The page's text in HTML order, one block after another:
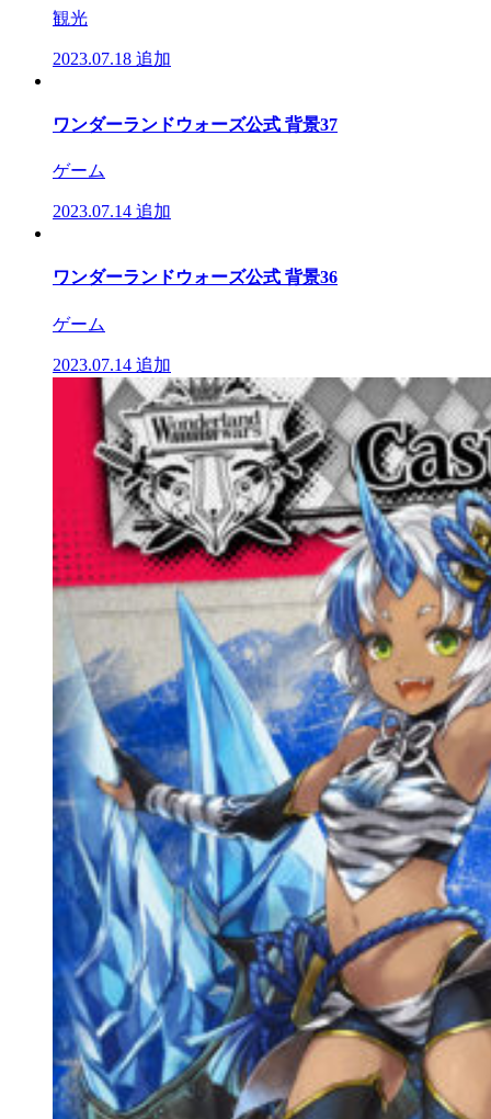
観光
2023.07.18 追加
ワンダーランドウォーズ公式 背景37
ゲーム
2023.07.14 追加
ワンダーランドウォーズ公式 背景36
ゲーム
2023.07.14 追加